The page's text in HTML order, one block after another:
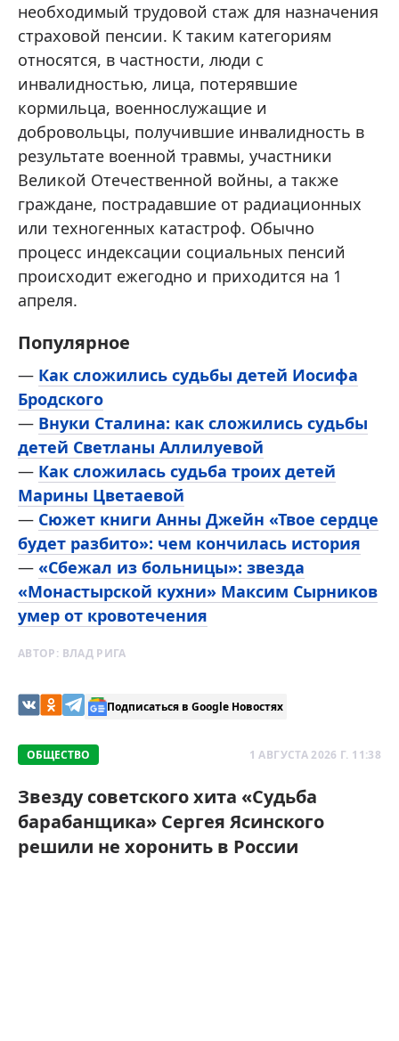
необходимый трудовой стаж для назначения
страховой пенсии. К таким категориям
относятся, в частности, люди с
инвалидностью, лица, потерявшие
кормильца, военнослужащие и
добровольцы, получившие инвалидность в
результате военной травмы, участники
Великой Отечественной войны, а также
граждане, пострадавшие от радиационных
или техногенных катастроф. Обычно
процесс индексации социальных пенсий
происходит ежегодно и приходится на 1
апреля.
Популярное
— Как сложились судьбы детей Иосифа
Бродского
— Внуки Сталина: как сложились судьбы
детей Светланы Аллилуевой
— Как сложилась судьба троих детей
Марины Цветаевой
— Сюжет книги Анны Джейн «Твое сердце
будет разбито»: чем кончилась история
— «Сбежал из больницы»: звезда
«Монастырской кухни» Максим Сырников
умер от кровотечения
АВТОР: ВЛАД РИГА
Подписаться в Google Новостях
ОБЩЕСТВО 1 АВГУСТА 2026 Г. 11:38
Звезду советского хита «Судьба
барабанщика» Сергея Ясинского
решили не хоронить в России